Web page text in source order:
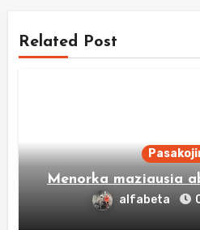
Related Post
Menorka maziausia
alfabeta